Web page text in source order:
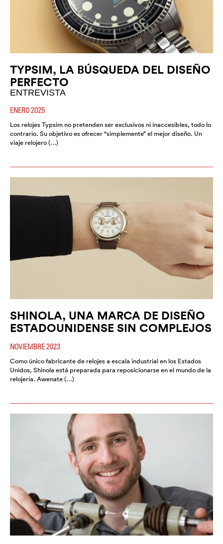
TYPSIM, LA BÚSQUEDA DEL DISEÑO
PERFECTO
ENTREVISTA
ENERO 2025
Los relojes Typsim no pretenden ser exclusivos ni inaccesibles, todo lo
contrario. Su objetivo es ofrecer “simplemente” el mejor diseño. Un
viaje relojero (…)
SHINOLA, UNA MARCA DE DISEÑO
ESTADOUNIDENSE SIN COMPLEJOS
NOVIEMBRE 2023
Como único fabricante de relojes a escala industrial en los Estados
Unidos, Shinola está preparada para reposicionarse en el mundo de la
relojería. Awenate (…)